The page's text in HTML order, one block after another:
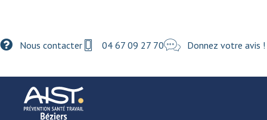
Nous contacter 04 67 09 27 70 Donnez votre avis !